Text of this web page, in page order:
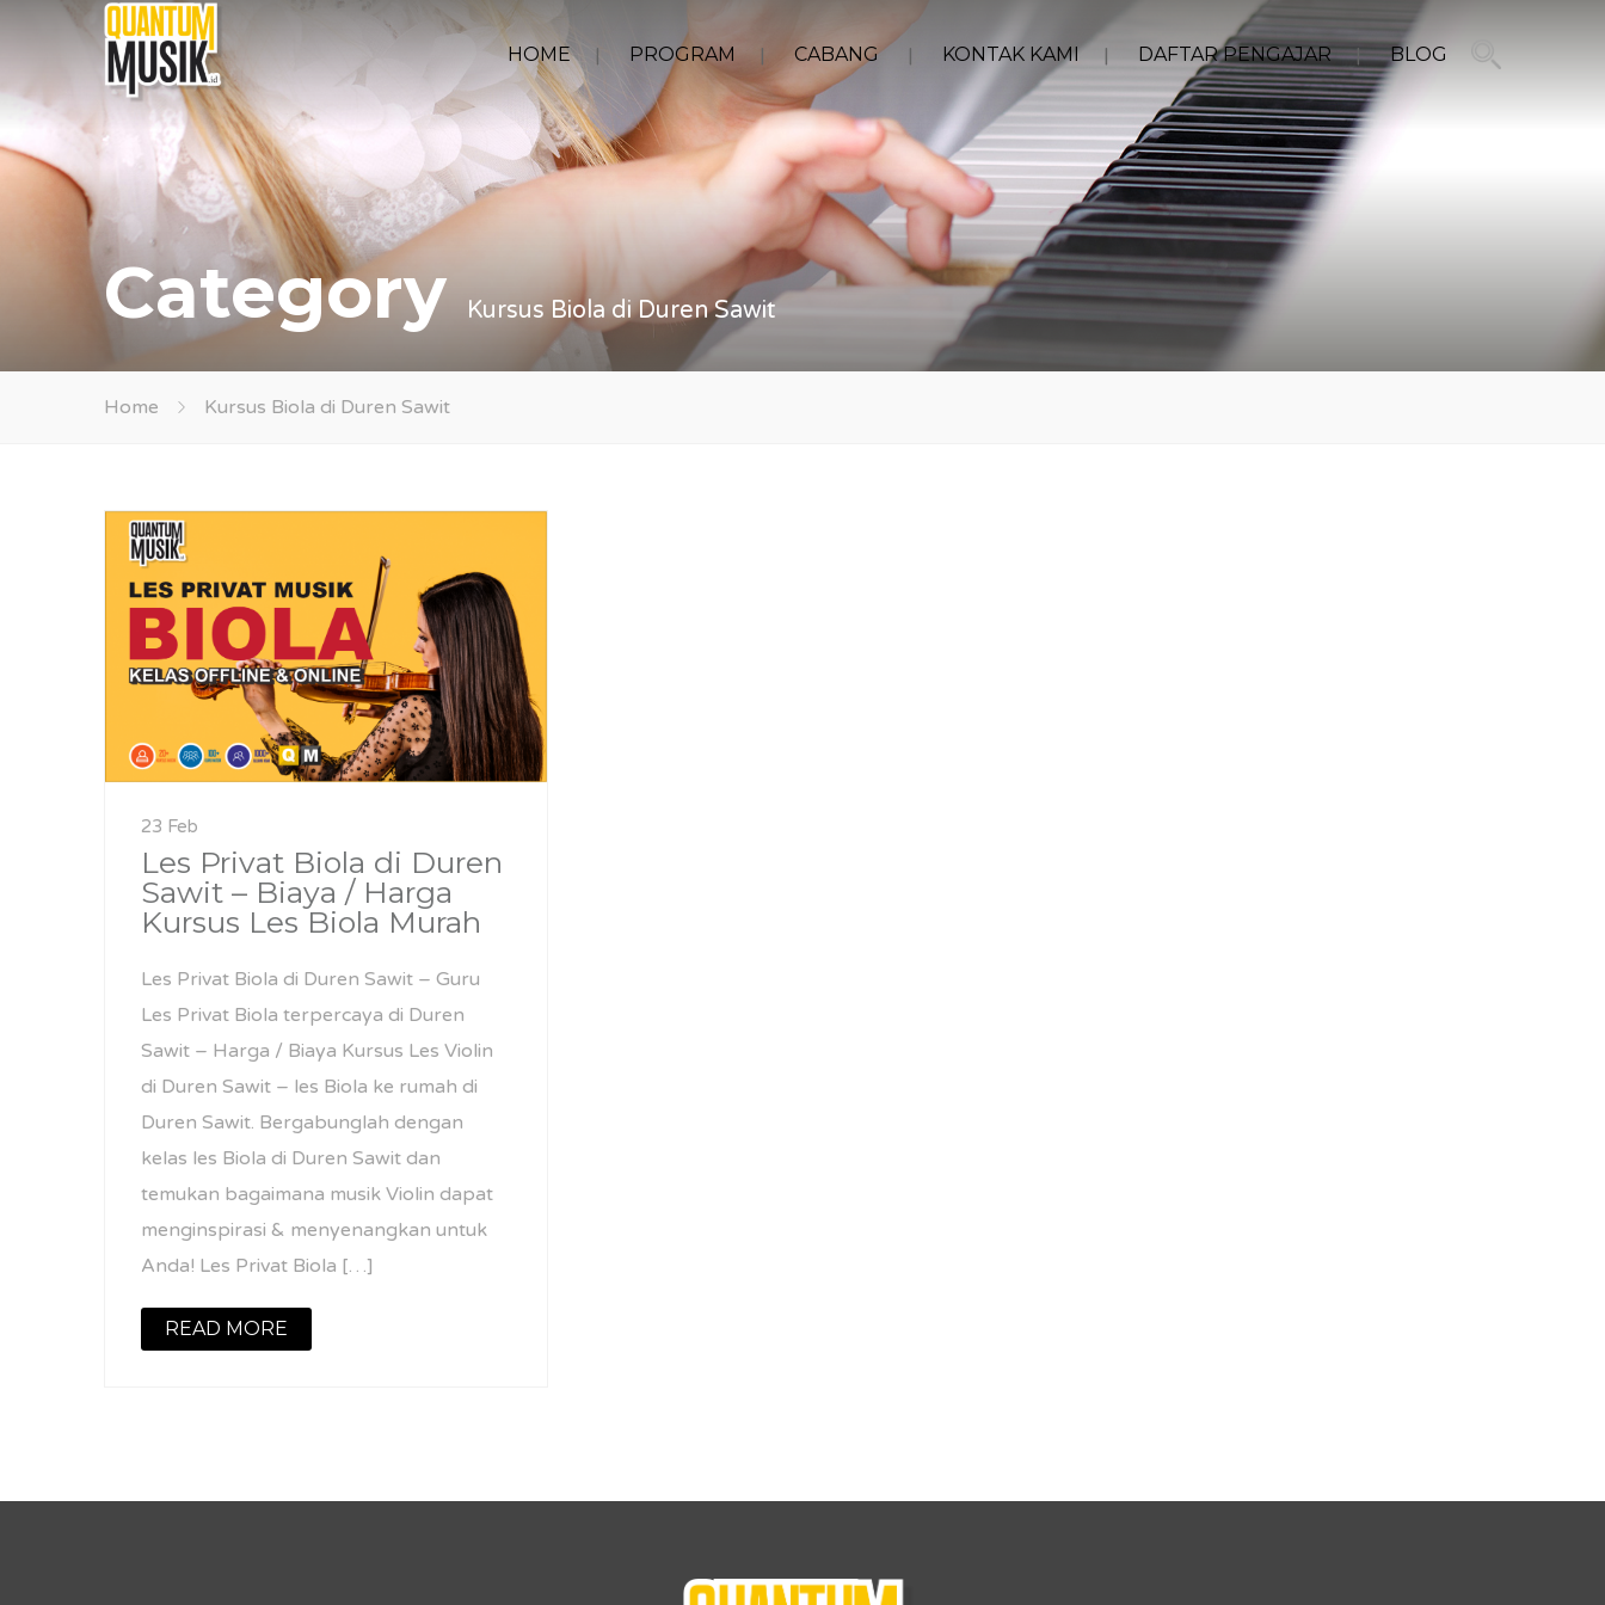
HOME PROGRAM CABANG KONTAK KAMI DAFTAR PENGAJAR BLOG
CategoryKursus Biola di Duren Sawit
Home Kursus Biola di Duren Sawit
23 Feb
Les Privat Biola di Duren
Sawit – Biaya / Harga
Kursus Les Biola Murah
Les Privat Biola di Duren Sawit – Guru
Les Privat Biola terpercaya di Duren
Sawit – Harga / Biaya Kursus Les Violin
di Duren Sawit – les Biola ke rumah di
Duren Sawit. Bergabunglah dengan
kelas les Biola di Duren Sawit dan
temukan bagaimana musik Violin dapat
menginspirasi & menyenangkan untuk
Anda! Les Privat Biola […]
READ MORE